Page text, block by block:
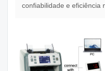
confiabilidade e eficiência